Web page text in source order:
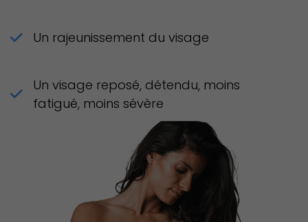
Un rajeunissement du visage
Un visage reposé, détendu, moins
fatigué, moins sévère